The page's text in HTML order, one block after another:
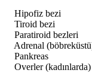
Hipofiz bezi
Tiroid bezi
Paratiroid bezleri
Adrenal
Pankreas
Overler